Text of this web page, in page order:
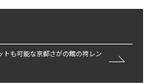
も可能な京都さがの館の袴レン